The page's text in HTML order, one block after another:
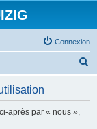
Connexion
après par « nous »,